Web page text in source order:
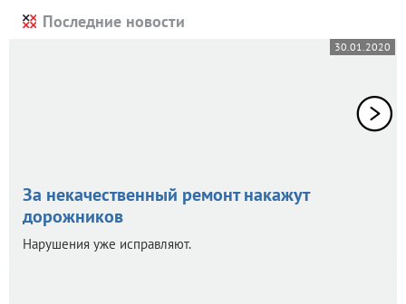
Последние новости
30.01.2020
За некачественный ремонт накажут
дорожников
Нарушения уже исправляют.